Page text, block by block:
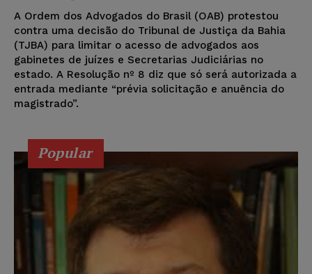
A Ordem dos Advogados do Brasil (OAB) protestou
contra uma decisão do Tribunal de Justiça da Bahia
(TJBA) para limitar o acesso de advogados aos
gabinetes de juízes e Secretarias Judiciárias no
estado. A Resolução nº 8 diz que só será autorizada a
entrada mediante “prévia solicitação e anuência do
magistrado”.
Popular